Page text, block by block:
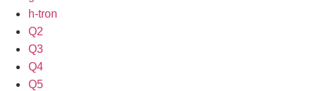
h-tron
Q2
Q3
Q4
Q5